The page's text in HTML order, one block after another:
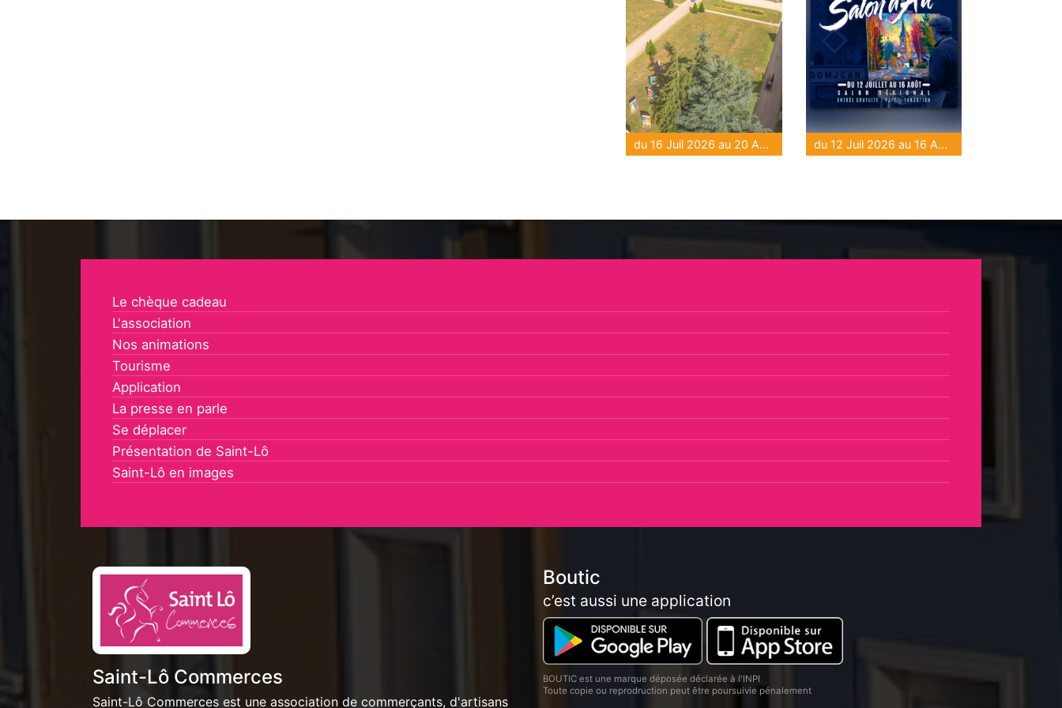
du 16 Juil 2026 au 20 Août 2026 du 12 Juil 2026 au 16 Août 2026
Le chèque cadeau
L'association
Nos animations
Tourisme
Application
La presse en parle
Se déplacer
Présentation de Saint-Lô
Saint-Lô en images
Saint-Lô Commerces
Saint-Lô Commerces est une association de commerçants, d'artisans
Boutic
c’est aussi une application
BOUTIC est une marque déposée déclarée à l'INPI
Toute copie ou reprodruction peut être poursuivie pénalement